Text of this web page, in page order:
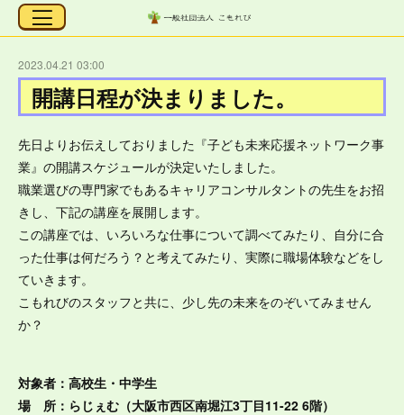
2023.04.21 03:00
開講日程が決まりました。
先日よりお伝えしておりました『子ども未来応援ネットワーク事
業』の開講スケジュールが決定いたしました。
職業選びの専門家でもあるキャリアコンサルタントの先生をお招
きし、下記の講座を展開します。
この講座では、いろいろな仕事について調べてみたり、自分に合
った仕事は何だろう？と考えてみたり、実際に職場体験などをし
ていきます。
こもれびのスタッフと共に、少し先の未来をのぞいてみません
か？
対象者：高校生・中学生
場 所：らじぇむ（大阪市西区南堀江3丁目11-22 6階）